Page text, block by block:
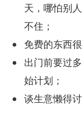
天，哪怕别
不住；
免费的东西
出门前要过
始计划；
谈生意懒得